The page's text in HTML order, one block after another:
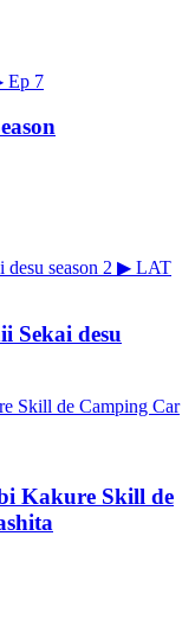
Ep 7
▶ LAT
Sekai desu
Kakure Skill de